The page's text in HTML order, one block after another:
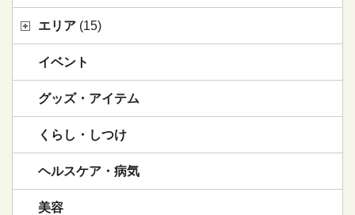
エリア (15)
イベント
グッズ・アイテム
くらし・しつけ
ヘルスケア・病気
美容